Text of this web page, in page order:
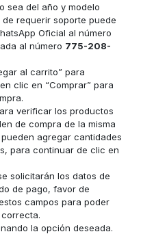
sea del año y modelo
requerir soporte puede
Oficial al número
al número 775-208-
al carrito” para
clic en “Comprar” para
verificar los productos
de compra de la misma
agregar cantidades
para continuar de clic en
solicitarán los datos de
de pago, favor de
campos para poder
la opción deseada.